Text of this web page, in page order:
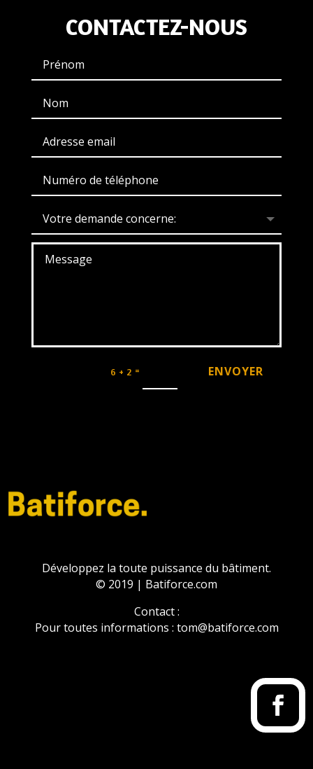
CONTACTEZ-NOUS
6 + 2 = ENVOYER
Développez la toute puissance du bâtiment.
© 2019 | Batiforce.com
Contact :
Pour toutes informations : tom@batiforce.com